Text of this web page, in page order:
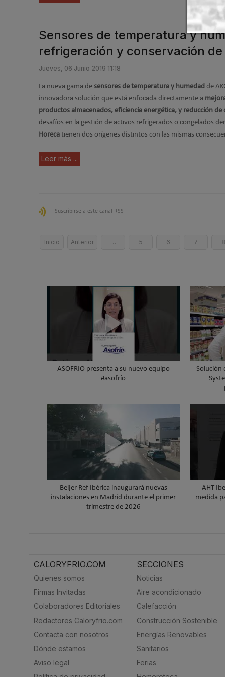
Sensores de temperatura y
refrigeración y conservación
Jueves, 06 Junio 2019 11:18
La nueva gama de sensores de temperatura y humedad de
innovadora solución que está enfocada directamente a
productos almacenados, eficiencia energética, y reducción de
desafíos en la gestión de activos refrigerados o congelados
Horeca tienen dos orígenes distintos con las mismas
Leer más ...
Suscribirse a este canal RSS
Inicio Anterior … 5 6 7 8
ASOFRIO presenta a su nuevo equipo
#asofrío
Solución
Beijer Ref Ibérica inaugurará nuevas
instalaciones en Madrid durante el primer
trimestre de 2026
AHT
medida
CALORYFRIO.COM
Quienes somos
Firmas Invitadas
Colaboradores Editoriales
Redactores Caloryfrio.com
Contacta con nosotros
Dónde estamos
Aviso legal
SECCIONES
Noticias
Aire acondicionado
Calefacción
Construcción Sostenible
Energías Renovables
Sanitarios
Ferias